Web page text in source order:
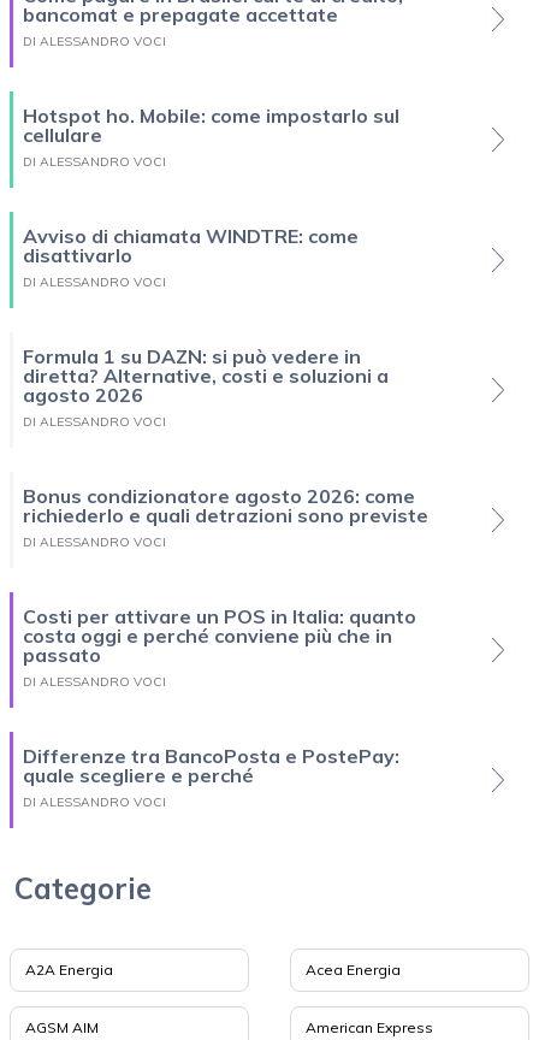
bancomat e prepagate accettate
DI ALESSANDRO VOCI
Hotspot ho. Mobile: come impostarlo sul
cellulare
DI ALESSANDRO VOCI
Avviso di chiamata WINDTRE: come
disattivarlo
DI ALESSANDRO VOCI
Formula 1 su DAZN: si può vedere in
diretta? Alternative, costi e soluzioni a
agosto 2026
DI ALESSANDRO VOCI
Bonus condizionatore agosto 2026: come
richiederlo e quali detrazioni sono previste
DI ALESSANDRO VOCI
Costi per attivare un POS in Italia: quanto
costa oggi e perché conviene più che in
passato
DI ALESSANDRO VOCI
Differenze tra BancoPosta e PostePay:
quale scegliere e perché
DI ALESSANDRO VOCI
Categorie
A2A Energia Acea Energia
AGSM AIM American Express